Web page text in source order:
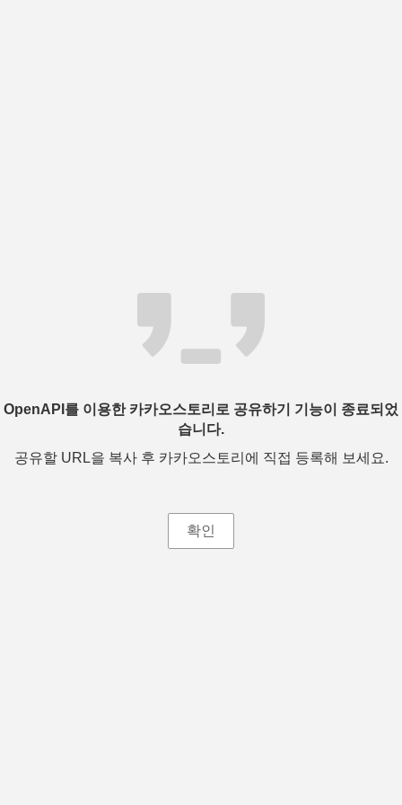
OpenAPI를 이용한 카카오스토리로 공유하기 기능이 종료되었
습니다.
공유할 URL을 복사 후 카카오스토리에 직접 등록해 보세요.
확인